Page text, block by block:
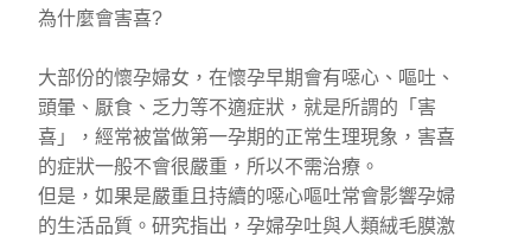
為什麼會害喜?
大部份的懷孕婦女，在懷孕早期會有噁心、嘔吐、
頭暈、厭食、乏力等不適症狀，就是所謂的「害
喜」，經常被當做第一孕期的正常生理現象，害喜
的症狀一般不會很嚴重，所以不需治療。
但是，如果是嚴重且持續的噁心嘔吐常會影響孕婦
的生活品質。研究指出，孕婦孕吐與人類絨毛膜激